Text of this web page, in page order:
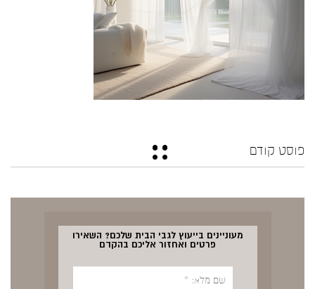
פוסט קודם
מעוניינים בייעוץ לגבי הבית שלכם? השאירו
פרטים ואחזור אליכם בהקדם